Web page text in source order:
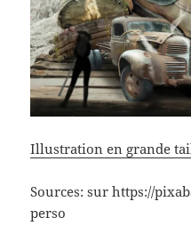
Illustration en grande
Sources: sur https://
perso